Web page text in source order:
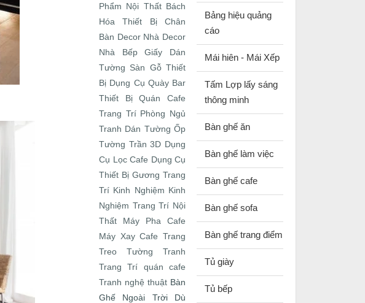
Phẩm Nội Thất
Bách
Hóa Thiết Bị
Chân
Bàn Decor Nhà Decor
Nhà Bếp
Giấy Dán
Tường Sàn Gỗ Thiết
Bị Dụng Cụ Quày Bar
Thiết Bị Quán Cafe
Trang Trí Phòng Ngủ
Tranh Dán Tường Ốp
Tường Trần 3D Dụng
Cụ Lọc Cafe Dụng Cụ
Thiết Bị Gương Trang
Trí Kinh Nghiệm Kinh
Nghiệm Trang Trí Nội
Thất
Máy Pha Cafe
Máy Xay Cafe
Trang
Treo Tường
Tranh
Trang Trí quán cafe
Tranh nghệ thuật Bàn
Ghế Ngoài Trời
Dù
Bảng hiệu quảng
cáo
Mái hiên - Mái Xếp
Tấm Lợp lấy sáng
thông minh
Bàn ghế ăn
Bàn ghế làm việc
Bàn ghế cafe
Bàn ghế sofa
Bàn ghế trang điểm
Tủ giày
Tủ bếp